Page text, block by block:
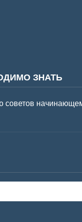
ЗНАТЬ
советов